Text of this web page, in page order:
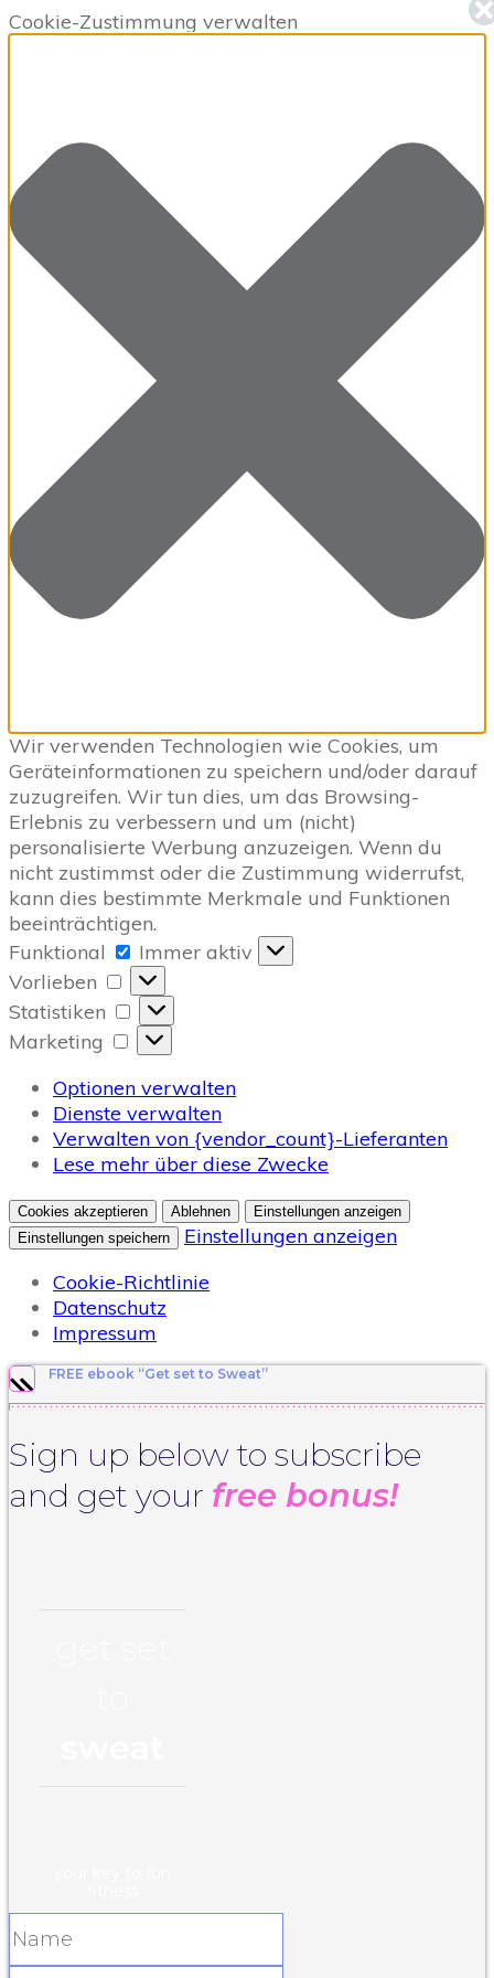
Cookie-Zustimmung verwalten
Wir verwenden Technologien wie Cookies, um
Geräteinformationen zu speichern und/oder darauf
zuzugreifen. Wir tun dies, um das Browsing-
Erlebnis zu verbessern und um (nicht)
personalisierte Werbung anzuzeigen. Wenn du
nicht zustimmst oder die Zustimmung widerrufst,
kann dies bestimmte Merkmale und Funktionen
beeinträchtigen.
Funktional
Funktional
Immer aktiv
Vorlieben
Vorlieben
Statistiken
Statistiken
Marketing
Marketing
Optionen verwalten
Dienste verwalten
Verwalten von {vendor_count}-Lieferanten
Lese mehr über diese Zwecke
Cookies akzeptieren Ablehnen
Einstellungen anzeigen
Einstellungen speichern
Einstellungen anzeigen
Cookie-Richtlinie
Datenschutz
Impressum
FREE ebook “Get set to Sweat”
Sign up below to subscribe
and get your free bonus!